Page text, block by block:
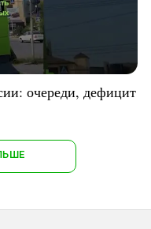
очереди, дефицит